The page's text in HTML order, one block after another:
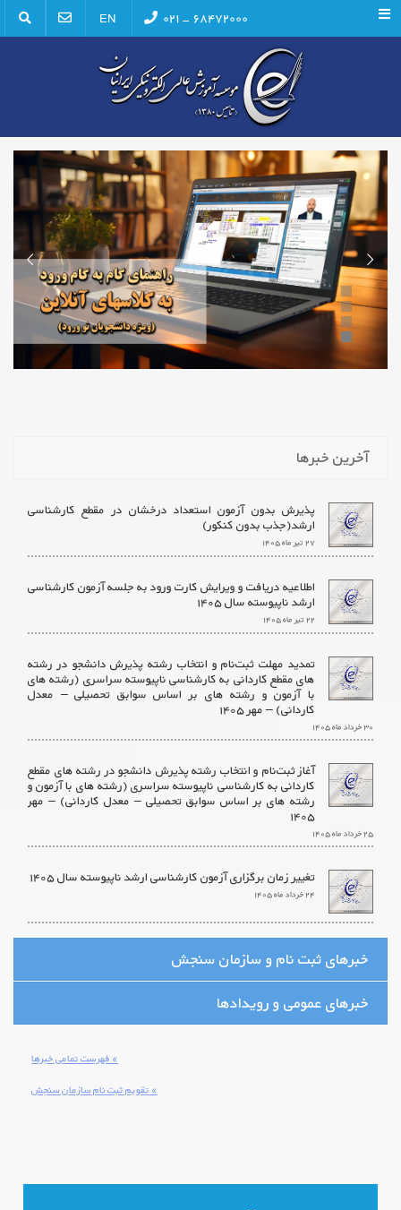
Menu ۶۸۴۷۲۰۰۰ - ۰۲۱ EN
آخرین خبرها
پذیرش بدون آزمون استعداد درخشان در مقطع کارشناسی
ارشد(جذب بدون کنکور)
۲۷ تیر ماه ۱۴۰۵
اطلاعیه دریافت و ویرایش کارت ورود به جلسه آزمون کارشناسی
ارشد ناپیوسته سال ۱۴۰۵
۲۲ تیر ماه ۱۴۰۵
تمدید مهلت ثبت‌نام و انتخاب رشته پذیرش دانشجو در رشته
های مقطع کاردانی به کارشناسی ناپیوسته سراسری (رشته های
با آزمون و رشته های بر اساس سوابق تحصیلی – معدل
کاردانی) – مهر ۱۴۰۵
۳۰ خرداد ماه ۱۴۰۵
آغاز ثبت‌نام و انتخاب رشته پذیرش دانشجو در رشته های مقطع
کاردانی به کارشناسی ناپیوسته سراسری (رشته های با آزمون و
رشته های بر اساس سوابق تحصیلی – معدل کاردانی) – مهر
۱۴۰۵
۲۵ خرداد ماه ۱۴۰۵
تغییر زمان برگزاری آزمون کارشناسی ارشد ناپیوسته سال ۱۴۰۵
۲۴ خرداد ماه ۱۴۰۵
خبرهای ثبت نام و سازمان سنجش
خبرهای عمومی و رویدادها
» فهرست تمامی خبرها
» تقویم ثبت نام سازمان سنجش